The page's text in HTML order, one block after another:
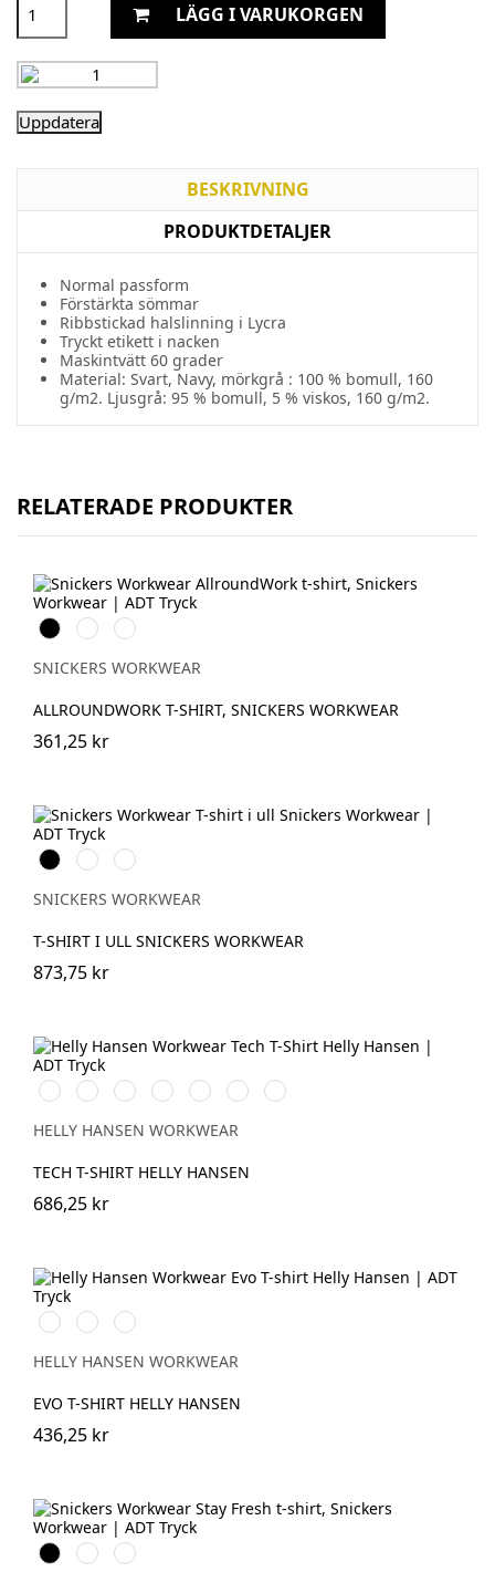
LÄGG I VARUKORGEN
BESKRIVNING
PRODUKTDETALJER
Normal passform
Förstärkta sömmar
Ribbstickad halslinning i Lycra
Tryckt etikett i nacken
Maskintvätt 60 grader
Material: Svart, Navy, mörkgrå : 100 % bomull, 160
g/m2. Ljusgrå: 95 % bomull, 5 % viskos, 160 g/m2.
RELATERADE PRODUKTER
Svart StålgråMarinblå
SNICKERS WORKWEAR
ALLROUNDWORK T-SHIRT, SNICKERS WORKWEAR
361,25 kr
Svart Grå
melerad
Khakigrön
SNICKERS WORKWEAR
T-SHIRT I ULL SNICKERS WORKWEAR
873,75 kr
591
NAVY
991
BLACK
901
WHITE
951
EBONY
450
DARKEST
SPRUCE
558
STONE
BLUE
Mid
Grey
HELLY HANSEN WORKWEAR
TECH T-SHIRT HELLY HANSEN
686,25 kr
591
NAVY
991
BLACK
932
GREY
MELANGE
HELLY HANSEN WORKWEAR
EVO T-SHIRT HELLY HANSEN
436,25 kr
Svart Khakigrön
Isgrå